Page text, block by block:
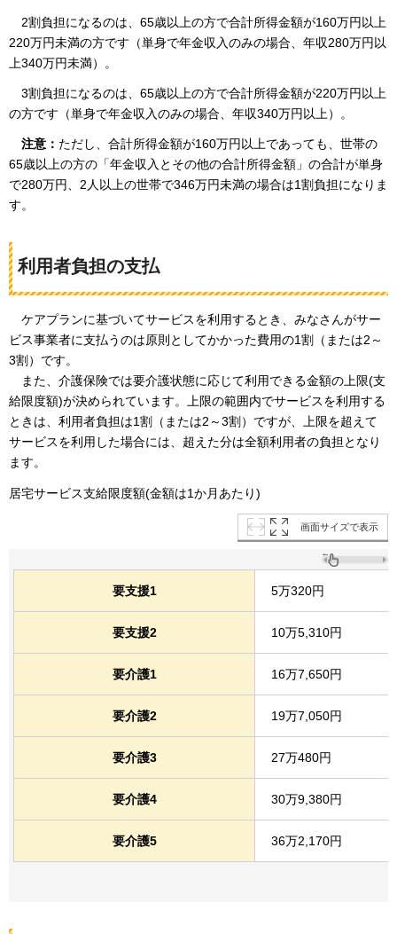
2割負担になるのは、 65歳以上の方で合計所得金額が160万円以上
220万円未満の方です（単身で年金収入のみの場合、年収280万円以
上340万円未満）。
3割負担になるのは、 65歳以上の方で合計所得金額が220万円以上
の方です（単身で年金収入のみの場合、年収340万円以上）。
注意： ただし、合計所得金額が160万円以上であっても、世帯の
65歳以上の方の「年金収入とその他の合計所得金額」の合計が単身
で280万円、2人以上の世帯で346万円未満の場合は1割負担になりま
す。
利用者負担の支払
ケアプランに基づいてサービスを利用するとき、みなさんがサー
ビス事業者に支払うのは原則としてかかった費用の1割（または2～
3割）です。
また、 介護保険では要介護状態に応じて利用できる金額の上限(支
給限度額)が決められています。上限の範囲内でサービスを利用する
ときは、利用者負担は1割（または2～3割）ですが、上限を超えて
サービスを利用した場合には、超えた分は全額利用者の負担となり
ます。
居宅サービス支給限度額(金額は1か月あたり)
画面サイズで表示
要支援1 5万320円
要支援2 10万5,310円
要介護1 16万7,650円
要介護2 19万7,050円
要介護3 27万480円
要介護4 30万9,380円
要介護5 36万2,170円